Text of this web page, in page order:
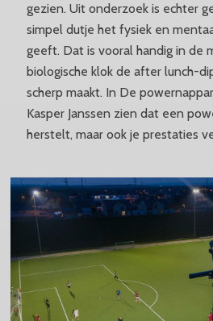
gezien. Uit onderzoek is echter
simpel dutje het fysiek en
geeft. Dat is vooral handig in de
biologische klok de after lunch-
scherp maakt. In De
Kasper Janssen zien dat een
herstelt, maar ook je prestaties